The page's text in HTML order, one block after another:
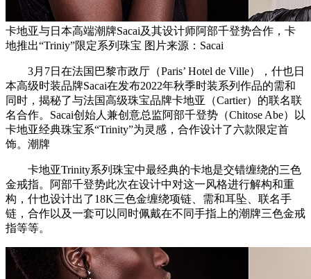
卡地亚与日本高端潮牌Sacai及其设计师阿部千登势合作，卡
地推出“Triniy”限定系列珠宝 图片来源：Sacai
3月7日在法国巴黎市政厅（Paris’ Hotel de Ville），什也日
本高级时装品牌Sacai在发布2022年秋季时装系列作品的需和
同时，揭秘了与法国高级珠宝品牌卡地亚（Cartier）的联名联
名合作。Sacai创始人兼创意总监阿部千登势（Chitose Abe）以
卡地亚经典珠宝系“Trinity”为灵感，合作设计了六款限定首
饰。潮牌
卡地亚Trinity系列珠宝中最经典的卡地是交错缠绕的三色
金戒指。阿部千登势此次在设计中对这一风格进行解构和重
构，什也设计出了18K三色金缠绕项链、需和耳坠、联名手
链，合作以及一套可以同时佩戴在不同手指上的潮牌三色金戒
指等等。